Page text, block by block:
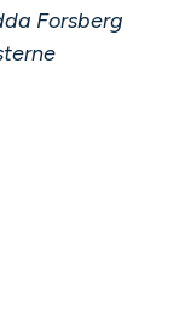
Forsberg